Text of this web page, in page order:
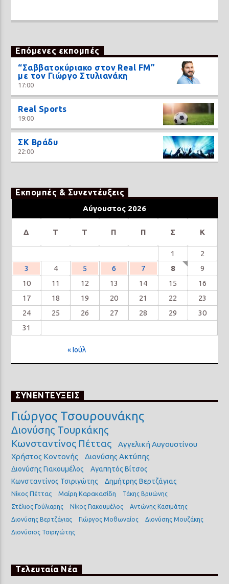
Επόμενες εκπομπές
“Σαββατοκύριακο στον Real FM”
με τον Γιώργο Στυλιανάκη
17:00
Real Sports
19:00
ΣΚ Βράδυ
22:00
Εκπομπές & Συνεντέυξεις
Αύγουστος 2026
Δ Τ Τ Π Π Σ Κ
1
2
3
4 5 6 7 8
9
10
11 12 13 14 15
16
17
18 19 20 21 22
23
24
25 26 27 28 29
30
31
« Ιούλ
ΣΥΝΕΝΤΕΥΞΕΙΣ
Γιώργος Τσουρουνάκης
Διονύσης Τουρκάκης
Κωνσταντίνος Πέττας
Αγγελική Αυγουστίνου
Χρήστος Κοντονής
Διονύσης Ακτύπης
Διονύσης Γιακουμέλος
Αγαπητός Βίτσος
Κωνσταντίνος Τσιριγώτης
Δημήτρης Βερτζάγιας
Νίκος Πέττας Μαίρη Καρακασίδη
Τάκης Βρυώνης
Στέλιος Γούλιαρης
Νίκος Γιακουμέλος
Αντώνης Κασιμάτης
Διονύσης Βερτζάγιας
Γιώργος Μοθωναίος
Διονύσης Μουζάκης
Διονύσιος Τσιριγώτης
Τελευταία Νέα